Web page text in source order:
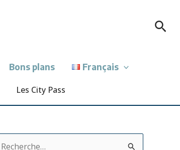
Bons plans Français
Les City Pass